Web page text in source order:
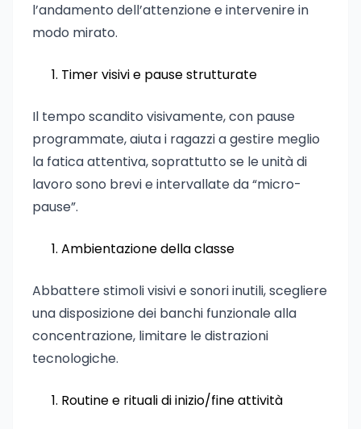
l’andamento dell’attenzione e intervenire in
modo mirato.
Timer visivi e pause strutturate
Il tempo scandito visivamente, con pause
programmate, aiuta i ragazzi a gestire meglio
la fatica attentiva, soprattutto se le unità di
lavoro sono brevi e intervallate da “micro-
pause”.
Ambientazione della classe
Abbattere stimoli visivi e sonori inutili, scegliere
una disposizione dei banchi funzionale alla
concentrazione, limitare le distrazioni
tecnologiche.
Routine e rituali di inizio/fine attività